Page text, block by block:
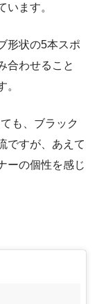
います。
形状の5本スポ
合わせること
。
も、ブラック
ですが、あえて
ーの個性を感じ